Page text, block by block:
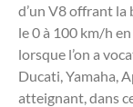
d’un V8 offrant
le 0 à 100 km/h
lorsque l’on a
Ducati, Yamaha,
atteignant, dans